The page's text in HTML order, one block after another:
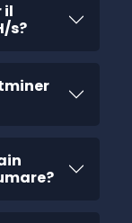
il
s?